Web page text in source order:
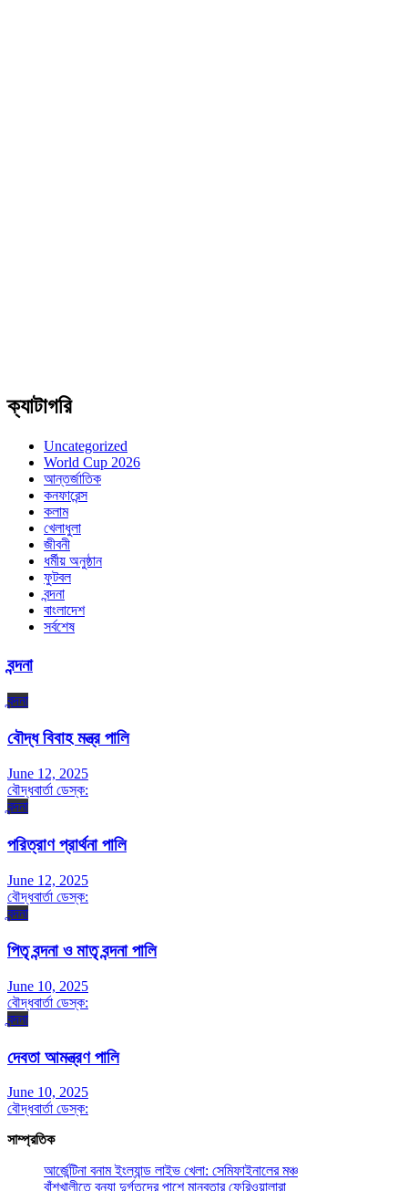
ক্যাটাগরি
Uncategorized
World Cup 2026
আন্তর্জাতিক
কনফারেন্স
কলাম
খেলাধুলা
জীবনী
ধর্মীয় অনুষ্ঠান
ফুটবল
বন্দনা
বাংলাদেশ
সর্বশেষ
বন্দনা
বন্দনা
বৌদ্ধ বিবাহ মন্ত্র পালি
June 12, 2025
বৌদ্ধবার্তা ডেস্ক:
বন্দনা
পরিত্রাণ প্রার্থনা পালি
June 12, 2025
বৌদ্ধবার্তা ডেস্ক:
বন্দনা
পিতৃ বন্দনা ও মাতৃ বন্দনা পালি
June 10, 2025
বৌদ্ধবার্তা ডেস্ক:
বন্দনা
দেবতা আমন্ত্রণ পালি
June 10, 2025
বৌদ্ধবার্তা ডেস্ক:
সাম্প্রতিক
আর্জেন্টিনা বনাম ইংল্যান্ড লাইভ খেলা: সেমিফাইনালের মঞ্চ
বাঁশখালীতে বন্যা দুর্গতদের পাশে মানবতার ফেরিওয়ালারা